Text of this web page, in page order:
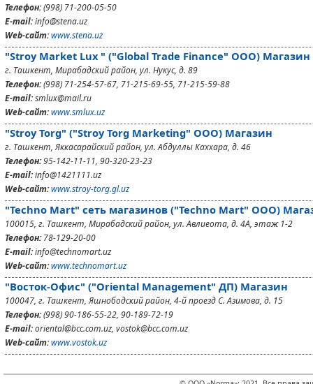
Телефон:(998) 71-200-05-50
E-mail:info@stena.uz
Web-сайт:www.stena.uz
"Stroy Market Lux " ("Global Trade Finance" ООО) Магазин
г. Ташкент, Мирабадский район, ул. Нукус, д. 89
Телефон:(998) 71-254-57-67, 71-215-69-55, 71-215-59-88
E-mail:smlux@mail.ru
Web-сайт:www.smlux.uz
"Stroy Torg" ("Stroy Torg Marketing" ООО) Магазин
г. Ташкент, Яккасарайский район, ул. Абдуллы Каххара, д. 46
Телефон:95-142-11-11, 90-320-23-23
E-mail:info@1421111.uz
Web-сайт:www.stroy-torg.gl.uz
"Techno Mart" сеть магазинов ("Techno Mart" ООО)
100015, г. Ташкент, Мирабадский район, ул. Авлиеота, д. 4А, этаж 1-2
Телефон:78-129-20-00
E-mail:info@technomart.uz
Web-сайт:www.technomart.uz
"Восток-Офис" ("Oriental Management" ДП) Магазин
100047, г. Ташкент, Яшнободский район, 4-й проезд С. Азимова, д. 15
Телефон:(998) 90-186-55-22, 90-189-72-19
E-mail:oriental@bcc.com.uz, vostok@bcc.com.uz
Web-сайт:www.vostok.uz